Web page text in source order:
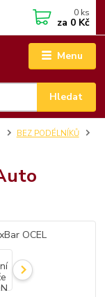
Menu
Hledat
0 ks
za 0 Kč
BEZ PODÉLNÍKŮ